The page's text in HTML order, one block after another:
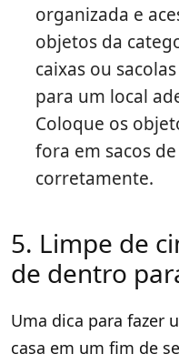
organizada e
objetos da
caixas ou
para um local
Coloque os
fora em sacos
corretamente.
5. Limpe de
de dentro
Uma dica para fazer
casa em um fim de